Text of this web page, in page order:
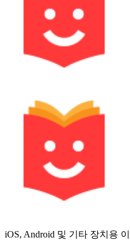
iOS, Android 및 기타 장치용